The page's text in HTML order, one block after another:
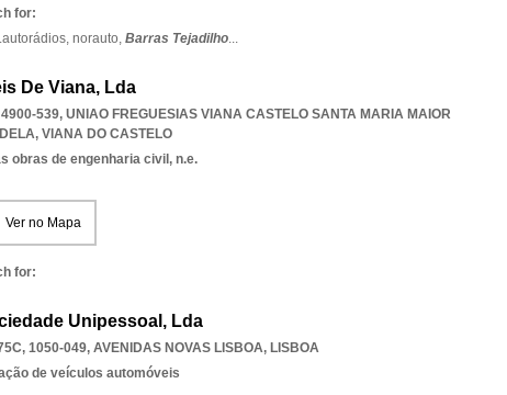
for:
autorádios, norauto, Barras Tejadilho...
De Viana, Lda
4900-539, UNIAO FREGUESIAS VIANA CASTELO SANTA MARIA MAIOR
, VIANA DO CASTELO
obras de engenharia civil, n.e.
Ver no Mapa
for:
Unipessoal, Lda
1050-049, AVENIDAS NOVAS LISBOA, LISBOA
de veículos automóveis